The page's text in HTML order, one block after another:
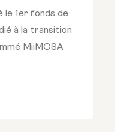
le 1er fonds de
à la transition
MiiMOSA